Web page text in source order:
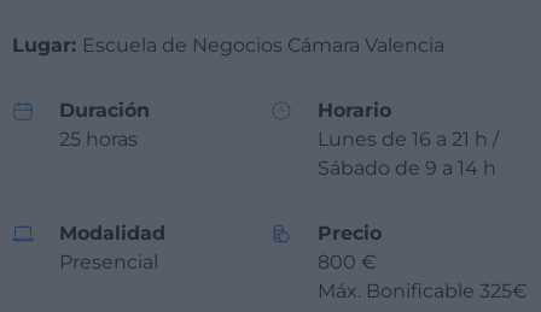
Lugar: Escuela de Negocios Cámara Valencia
Duración
25 horas
Horario
Lunes de 16 a 21 h /
Sábado de 9 a 14 h
Modalidad
Presencial
Precio
800 €
Máx. Bonificable 325€